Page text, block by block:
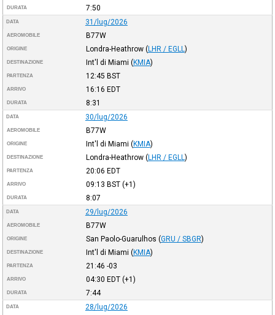
DURATA 7:50
DATA 31/lug/2026
AEROMOBILE B77W
ORIGINE Londra-Heathrow (LHR / EGLL )
DESTINAZIONE Int'l di Miami (KMIA)
PARTENZA 12:45 BST
ARRIVO 16:16 EDT
DURATA 8:31
DATA 30/lug/2026
AEROMOBILE B77W
ORIGINE Int'l di Miami (KMIA)
DESTINAZIONE Londra-Heathrow (LHR / EGLL )
PARTENZA 20:06 EDT
ARRIVO 09:13 BST(+1)
DURATA 8:07
DATA 29/lug/2026
AEROMOBILE B77W
ORIGINE San Paolo-Guarulhos (GRU / SBGR)
DESTINAZIONE Int'l di Miami (KMIA)
PARTENZA 21:46 -03
ARRIVO 04:30 EDT(+1)
DURATA 7:44
DATA 28/lug/2026